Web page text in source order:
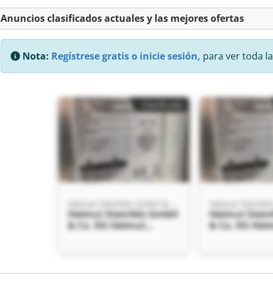
Anuncios clasificados actuales y las mejores ofertas
Nota: Regístrese gratis o inicie sesión, para ver toda
Helmut Steinfels GmbH
& Co. KG Helmut
Helmut
& Co. KG
Clasificado